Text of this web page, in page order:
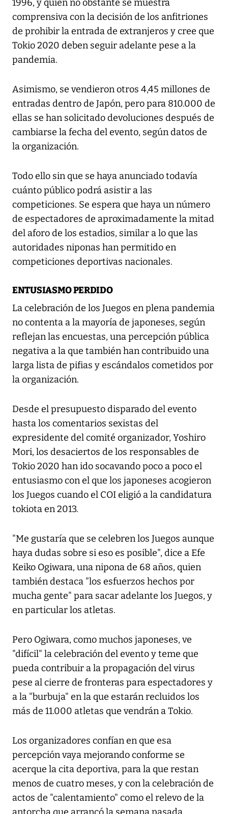
1996, y quien no obstante se muestra
comprensiva con la decisión de los anfitriones
de prohibir la entrada de extranjeros y cree que
Tokio 2020 deben seguir adelante pese a la
pandemia.
Asimismo, se vendieron otros 4,45 millones de
entradas dentro de Japón, pero para 810.000 de
ellas se han solicitado devoluciones después de
cambiarse la fecha del evento, según datos de
la organización.
Todo ello sin que se haya anunciado todavía
cuánto público podrá asistir a las
competiciones. Se espera que haya un número
de espectadores de aproximadamente la mitad
del aforo de los estadios, similar a lo que las
autoridades niponas han permitido en
competiciones deportivas nacionales.
ENTUSIASMO PERDIDO
La celebración de los Juegos en plena pandemia
no contenta a la mayoría de japoneses, según
reflejan las encuestas, una percepción pública
negativa a la que también han contribuido una
larga lista de pifias y escándalos cometidos por
la organización.
Desde el presupuesto disparado del evento
hasta los comentarios sexistas del
expresidente del comité organizador, Yoshiro
Mori, los desaciertos de los responsables de
Tokio 2020 han ido socavando poco a poco el
entusiasmo con el que los japoneses acogieron
los Juegos cuando el COI eligió a la candidatura
tokiota en 2013.
"Me gustaría que se celebren los Juegos aunque
haya dudas sobre si eso es posible", dice a Efe
Keiko Ogiwara, una nipona de 68 años, quien
también destaca "los esfuerzos hechos por
mucha gente" para sacar adelante los Juegos, y
en particular los atletas.
Pero Ogiwara, como muchos japoneses, ve
"difícil" la celebración del evento y teme que
pueda contribuir a la propagación del virus
pese al cierre de fronteras para espectadores y
a la "burbuja" en la que estarán recluidos los
más de 11.000 atletas que vendrán a Tokio.
Los organizadores confían en que esa
percepción vaya mejorando conforme se
acerque la cita deportiva, para la que restan
menos de cuatro meses, y con la celebración de
actos de "calentamiento" como el relevo de la